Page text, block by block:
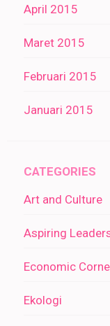
April 2015
Maret 2015
Februari 2015
Januari 2015
CATEGORIES
Art and Culture
Aspiring
Economic
Ekologi